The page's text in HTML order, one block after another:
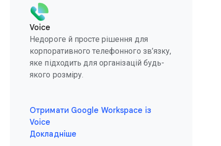
Voice
Недороге й просте рішення для
корпоративного телефонного зв’язку,
яке підходить для організацій будь-
якого розміру.
Отримати Google Workspace із
Voice
Докладніше